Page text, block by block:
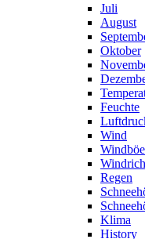
Juli
August
Oktober
Feuchte
Wind
Regen
Klima
History